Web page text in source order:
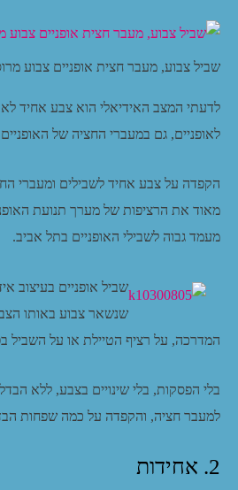
שביל צבוע, מעבר חצית אופניים צבוע
לדעתי המצב האידיאלי הוא צבע אחיד
לאופניים, גם במעברי החציה של
הקפדה על צבע אחיד לשבילים ומעברי
מאוד את הרציפות של מערך תנועת
מעמד גבוה לשבילי האופניים בתל אביב.
שביל אופניים בעיצוב
שנשאר צבוע באותו
המדרכה, על רציף הטיילת או על השביל
בלי הפסקות, בלי שינויים בצבע, ללא
למעבר חציה, והקפדה על כמה שפחות
2. אחידות